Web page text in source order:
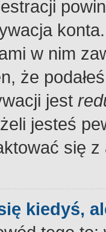
w nim
że
jest
jesteś
się
kiedyś,